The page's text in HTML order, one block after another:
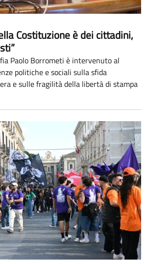
Costituzione è dei cittadini,
Paolo Borrometi è intervenuto al
politiche e sociali sulla sfida
e sulle fragilità della libertà di stampa